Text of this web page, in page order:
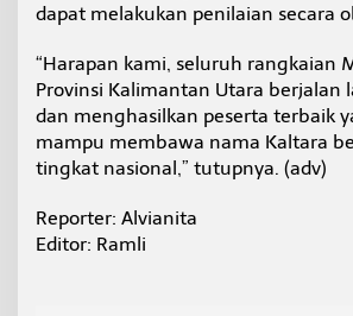
dapat melakukan penilaian secara
“Harapan kami, seluruh rangkaian
Provinsi Kalimantan Utara berjalan
dan menghasilkan peserta terbaik
mampu membawa nama Kaltara
tingkat nasional,” tutupnya. (adv)
Reporter: Alvianita
Editor: Ramli